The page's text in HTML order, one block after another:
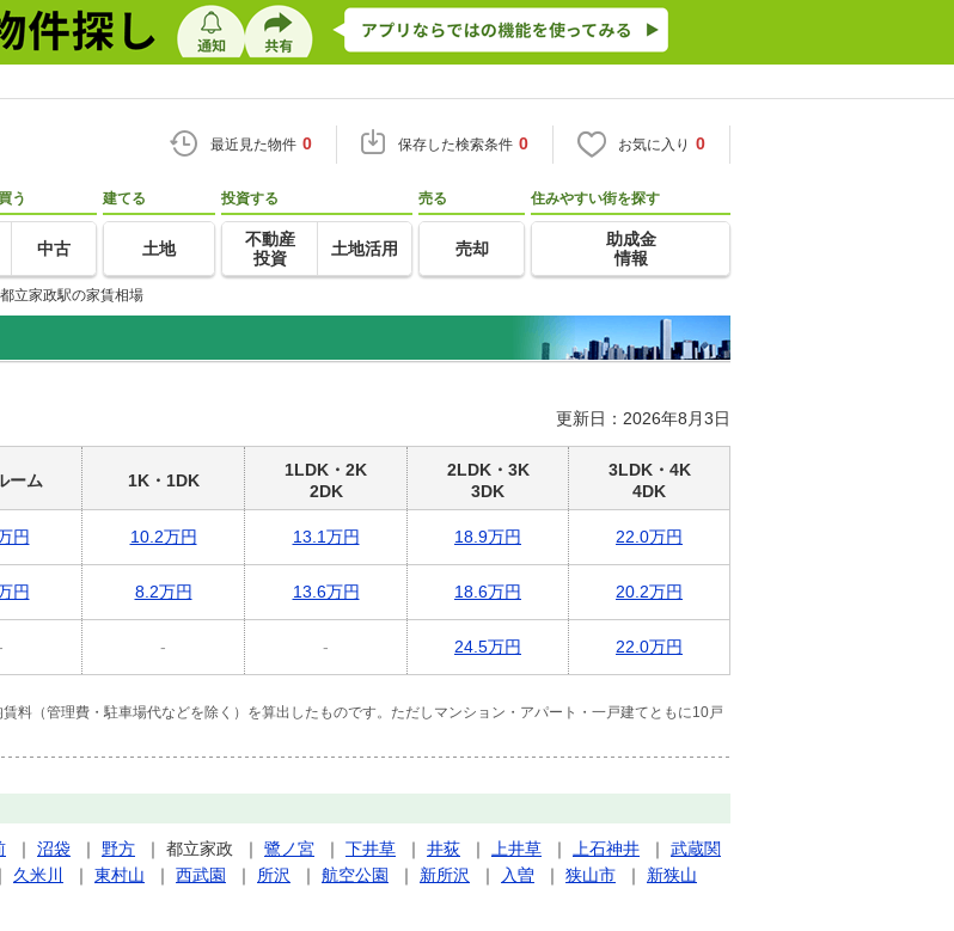
最近見た物件 0 保存した検索条件 0 お気に入り 0
う
中古
建てる
土地
投資する
不動産
投資
土地活用
売る
売却
住みやすい街を探す
助成金
情報
都立家政駅の家賃相場
更新日：2026年8月3日
ーム 1K・1DK
1LDK・2K
2DK
2LDK・3K
3DK
3LDK・4K
4DK
円 10.2万円 13.1万円 18.9万円 22.0万円
円 8.2万円 13.6万円 18.6万円 20.2万円
- - 24.5万円 22.0万円
料（管理費・駐車場代などを除く）を算出したものです。ただしマンション・アパート・一戸建てともに10戸
｜ 沼袋 ｜ 野方 ｜ 都立家政 ｜ 鷺ノ宮 ｜ 下井草 ｜ 井荻 ｜ 上井草 ｜ 上石神井 ｜ 武蔵関
久米川 ｜ 東村山 ｜ 西武園 ｜ 所沢 ｜ 航空公園 ｜ 新所沢 ｜ 入曽 ｜ 狭山市 ｜ 新狭山